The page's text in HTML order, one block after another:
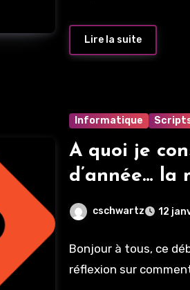
Lire la suite
Informatique
A quoi je
d’année… la
l’utilisation
cschwartz 12
Bonjour à tous, ce
réflexion sur